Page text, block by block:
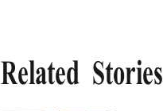
Related Stories